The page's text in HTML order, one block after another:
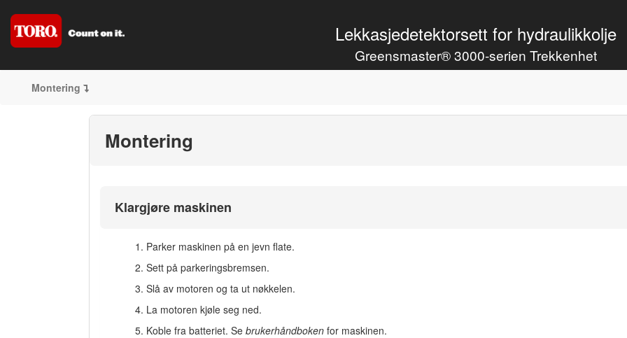
Lekkasjedetektorsett for hydraulikkolje
Greensmaster® 3000-serien Trekkenhet
Montering
Montering
Klargjøre maskinen
Parker maskinen på en jevn flate.
Sett på parkeringsbremsen.
Slå av motoren og ta ut nøkkelen.
La motoren kjøle seg ned.
Koble fra batteriet. Sebrukerhåndboken for maskinen.